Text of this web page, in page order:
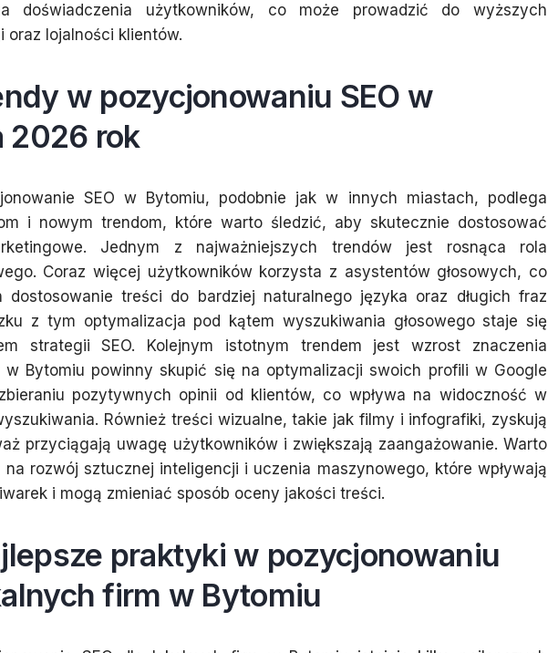
doświadczenia użytkowników, co może prowadzić do wyższych
oraz lojalności klientów.
w pozycjonowaniu SEO w
2026 rok
SEO w Bytomiu, podobnie jak w innych miastach, podlega
i nowym trendom, które warto śledzić, aby skutecznie dostosować
Jednym z najważniejszych trendów jest rosnąca rola
Coraz więcej użytkowników korzysta z asystentów głosowych, co
dostosowanie treści do bardziej naturalnego języka oraz długich fraz
z tym optymalizacja pod kątem wyszukiwania głosowego staje się
strategii SEO. Kolejnym istotnym trendem jest wzrost znaczenia
w Bytomiu powinny skupić się na optymalizacji swoich profili w Google
pozytywnych opinii od klientów, co wpływa na widoczność w
Również treści wizualne, takie jak filmy i infografiki, zyskują
przyciągają uwagę użytkowników i zwiększają zaangażowanie. Warto
rozwój sztucznej inteligencji i uczenia maszynowego, które wpływają
i mogą zmieniać sposób oceny jakości treści.
praktyki w pozycjonowaniu
firm w Bytomiu